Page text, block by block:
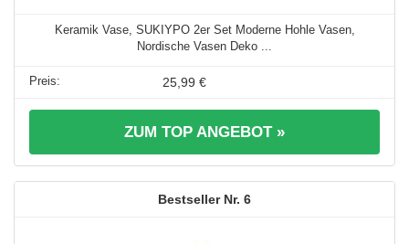
Keramik Vase, SUKIYPO 2er Set Moderne Hohle Vasen,
Nordische Vasen Deko ...
25,99 €
ZUM TOP ANGEBOT »
6